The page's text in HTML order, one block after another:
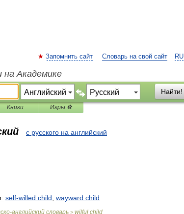
RU
Запомнить сайт Словарь на свой сайт
на Академике
Найти!
Книги Игры ⚽
с русского на английский
self-willed child wayward child
-английский словарь > wilful child